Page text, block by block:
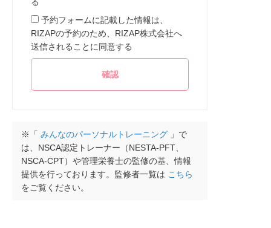
予約フォームに記載した情報は、
RIZAPの予約のため、RIZAP株式会社へ
送信されることに同意する
※「 みんなのパーソナルトレーニング 」で
は、NSCA認定トレーナー（NESTA-PFT、
NSCA-CPT）や管理栄養士の監修の基、情報
提供を行っております。監修者一覧は こちら
をご覧ください。